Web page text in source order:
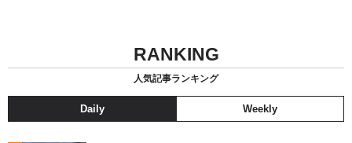
RANKING
人気記事ランキング
Daily Weekly